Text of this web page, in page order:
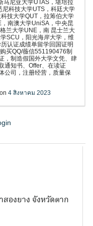
马尼亚大学UTAS，堪培拉
科技大学UTS，科廷大学
技大学QUT，拉筹伯大学
南澳大学UniSA，中央昆
兰大学UNE，南 昆士兰大
SCU，阳光海岸大学，维
认证成绩单留学回国证明
买QQ/薇信551190476制
，制造假国外大学文凭、肆
通知书、Offer、在读证
公司，注册经营，质量保
4 สิงหาคม 2023
องยาง จังหวัดตาก